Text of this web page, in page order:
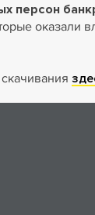
персон
оказали